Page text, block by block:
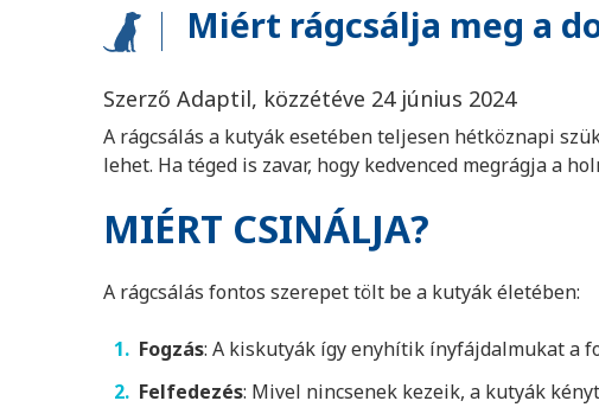
Miért rágcsálja meg a
Szerző Adaptil, közzétéve 24 június 2024
A rágcsálás a kutyák esetében teljesen hétköznapi
lehet. Ha téged is zavar, hogy kedvenced megrágja a
MIÉRT CSINÁLJA?
A rágcsálás fontos szerepet tölt be a kutyák életében:
Fogzás: A kiskutyák így enyhítik ínyfájdalmukat a
Felfedezés: Mivel nincsenek kezeik, a kutyák